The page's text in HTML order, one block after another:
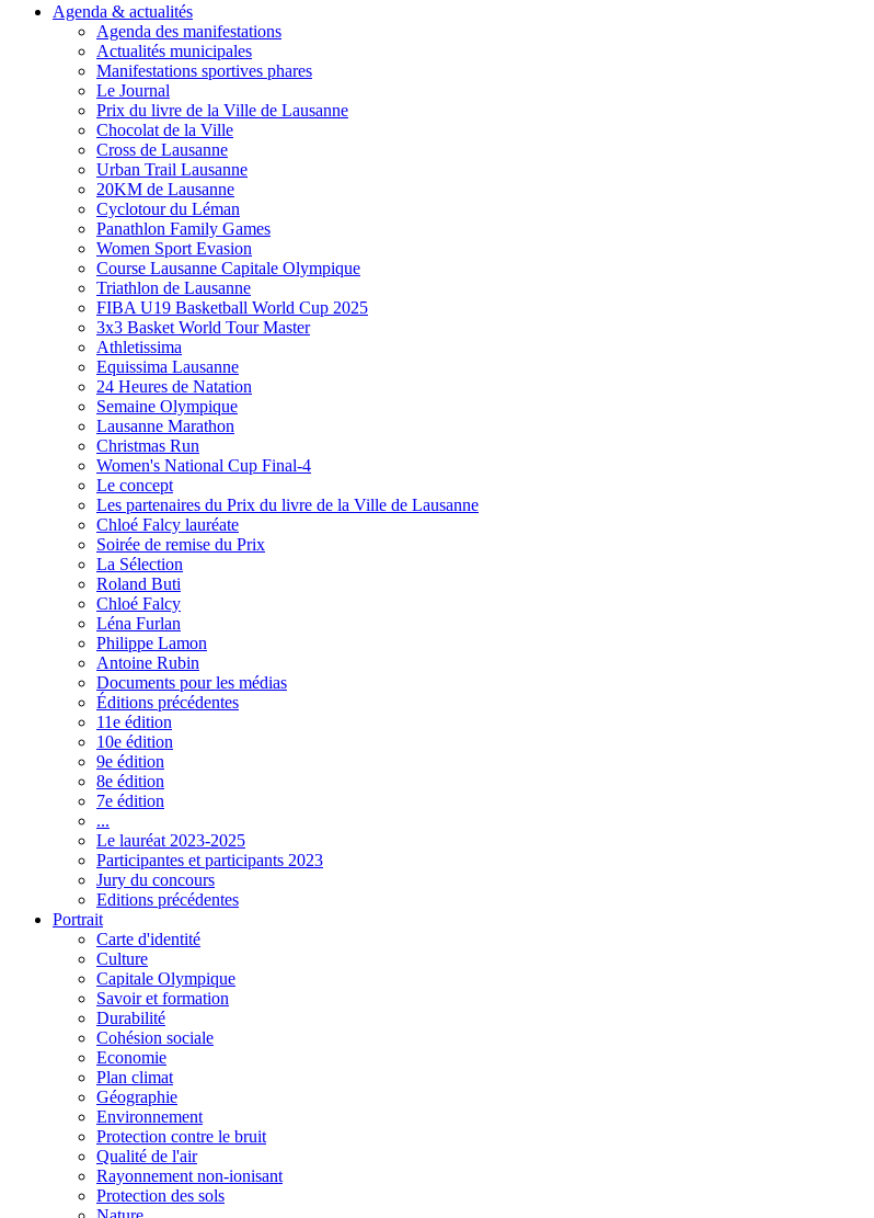
Agenda & actualités
Agenda des manifestations
Actualités municipales
Manifestations sportives phares
Le Journal
Prix du livre de la Ville de Lausanne
Chocolat de la Ville
Cross de Lausanne
Urban Trail Lausanne
20KM de Lausanne
Cyclotour du Léman
Panathlon Family Games
Women Sport Evasion
Course Lausanne Capitale Olympique
Triathlon de Lausanne
FIBA U19 Basketball World Cup 2025
3x3 Basket World Tour Master
Athletissima
Equissima Lausanne
24 Heures de Natation
Semaine Olympique
Lausanne Marathon
Christmas Run
Women's National Cup Final-4
Le concept
Les partenaires du Prix du livre de la Ville de Lausanne
Chloé Falcy lauréate
Soirée de remise du Prix
La Sélection
Roland Buti
Chloé Falcy
Léna Furlan
Philippe Lamon
Antoine Rubin
Documents pour les médias
Éditions précédentes
11e édition
10e édition
9e édition
8e édition
7e édition
...
Le lauréat 2023-2025
Participantes et participants 2023
Jury du concours
Editions précédentes
Portrait
Carte d'identité
Culture
Capitale Olympique
Savoir et formation
Durabilité
Cohésion sociale
Economie
Plan climat
Géographie
Environnement
Protection contre le bruit
Qualité de l'air
Rayonnement non-ionisant
Protection des sols